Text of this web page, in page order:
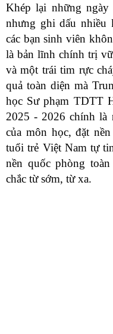
Khép lại những ngày
nhưng ghi dấu nhiều
các bạn sinh viên
là bản lĩnh chính trị
và một trái tim rực
quả toàn diện mà
học Sư phạm TDTT
2025 - 2026 chính là
của môn học, đặt
tuổi trẻ Việt Nam tự
nền quốc phòng
chắc từ sớm, từ xa.